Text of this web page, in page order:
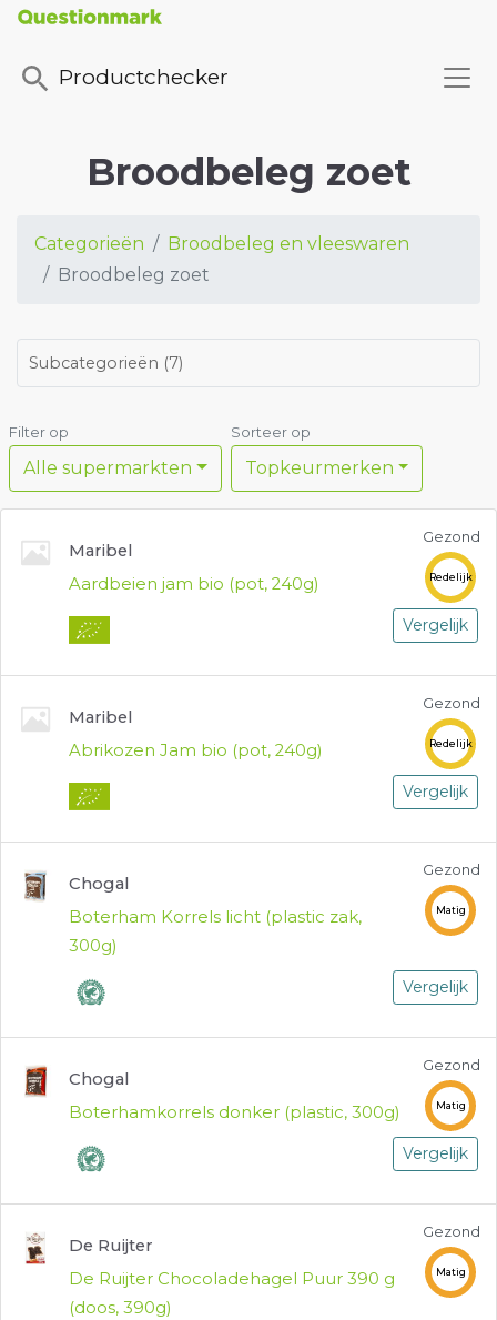
Productchecker
Broodbeleg zoet
Categorieën
Broodbeleg en vleeswaren
Broodbeleg zoet
Subcategorieën (7)
Filter op
Alle supermarkten
Sorteer op
Topkeurmerken
Maribel
Aardbeien jam bio (pot, 240g)
Gezond
Redelijk
Vergelijk
Maribel
Abrikozen Jam bio (pot, 240g)
Gezond
Redelijk
Vergelijk
Chogal
Boterham Korrels licht (plastic zak,
300g)
Gezond
Matig
Vergelijk
Chogal
Boterhamkorrels donker (plastic, 300g)
Gezond
Matig
Vergelijk
De Ruijter
De Ruijter Chocoladehagel Puur 390 g
(doos, 390g)
Gezond
Matig